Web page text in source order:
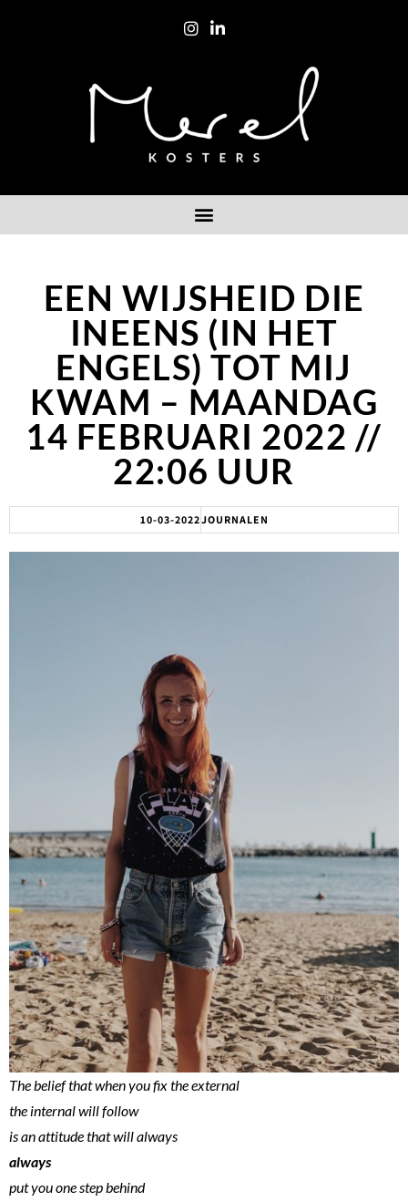
EEN WIJSHEID DIE
INEENS (IN HET
ENGELS) TOT MIJ
KWAM – MAANDAG
14 FEBRUARI 2022 //
22:06 UUR
10-03-2022JOURNALEN
The belief that when you fix the external
the internal will follow
is an attitude that will always
always
put you one step behind